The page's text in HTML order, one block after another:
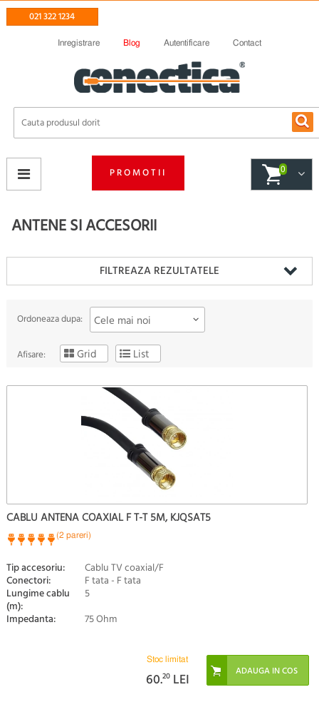
021 322 1234
Inregistrare Blog Autentificare Contact
PROMOTII 0
ANTENE SI ACCESORII
FILTREAZA REZULTATELE
Ordoneaza dupa: Cele mai noi
Afisare: Grid List
CABLU ANTENA COAXIAL F T-T 5M, KJQSAT5
(2 pareri)
Tip accesoriu: Cablu TV coaxial/F
Conectori: F tata - F tata
Lungime cablu
(m):
5
Impedanta:
75 Ohm
Stoc limitat
60.20 LEI